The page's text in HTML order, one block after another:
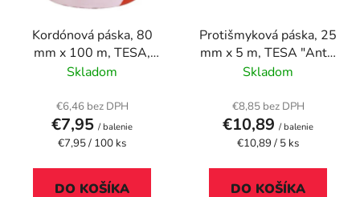
Kordónová páska, 80
mm x 100 m, TESA,
červená/biela
Skladom
€6,46 bez DPH
€7,95 / balenie
Jednotková
€7,95 / 100 ks
DO KOŠÍKA
Protišmyková páska, 25
mm x 5 m, TESA "Anti-
slip", čierna
Skladom
€8,85 bez DPH
€10,89 / balenie
Jednotková
€10,89 / 5 ks
DO KOŠÍKA